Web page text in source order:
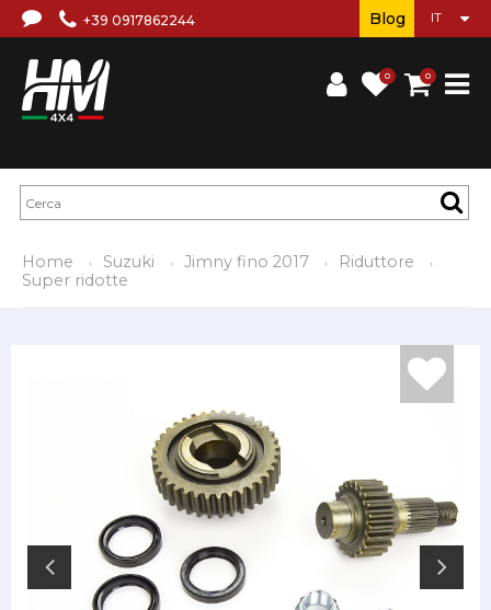
+39 0917862244
0 0
Blog
Home Suzuki Jimny fino 2017
Riduttore
Super ridotte